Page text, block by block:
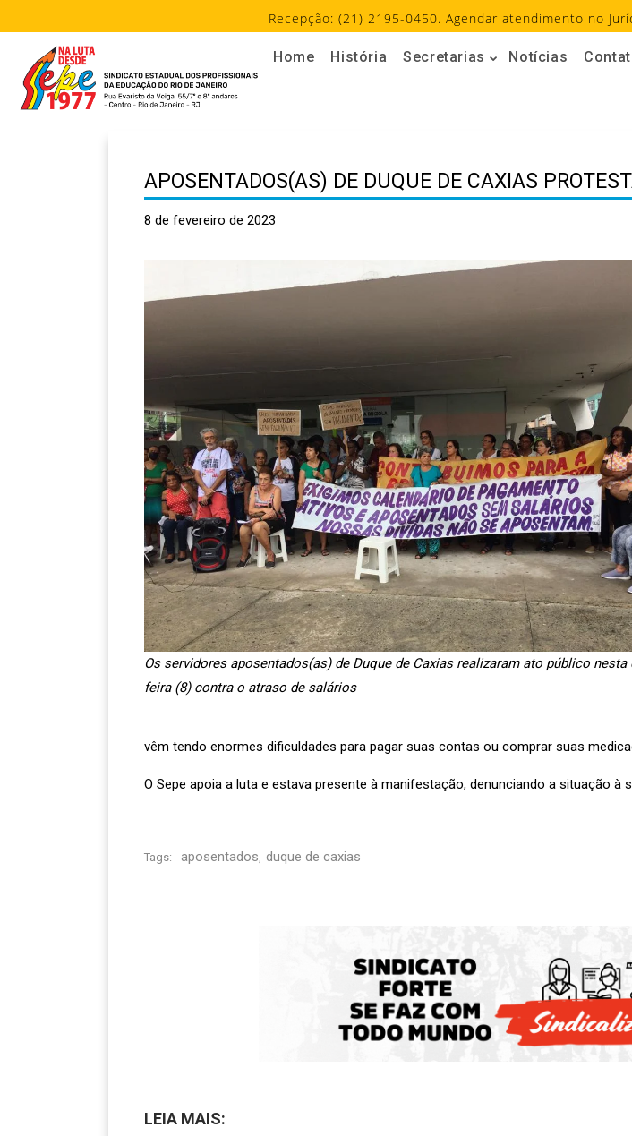
Recepção: (21) 2195-0450. Agendar atendimento no
Home História Secretarias Notícias
APOSENTADOS(AS) DE DUQUE DE CAXIAS
8 de fevereiro de 2023
Os servidores aposentados(as) de Duque de Caxias realizaram ato público nesta
feira (8) contra o atraso de salários
vêm tendo enormes dificuldades para pagar suas contas ou comprar suas
O Sepe apoia a luta e estava presente à manifestação, denunciando a situação à
Tags: aposentados, duque de caxias
LEIA MAIS: